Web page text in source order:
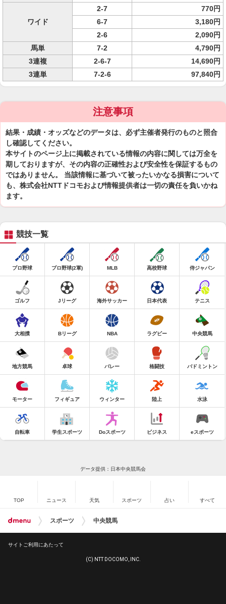
ワイド
2-7
770円
6-7
3,180円
2-6
2,090円
馬単
7-2
4,790円
3連複
2-6-7
14,690円
3連単
7-2-6 97,840円
注意事項
結果・成績・オッズなどのデータは、必ず主催者発行のものと照合
し確認してください。
本サイトのページ上に掲載されている情報の内容に関しては万全を
期しておりますが、その内容の正確性および安全性を保証するもの
ではありません。 当該情報に基づいて被ったいかなる損害について
も、株式会社NTTドコモおよび情報提供者は一切の責任を負いかね
ます。
競技一覧
プロ野球 プロ野球(2軍) MLB 高校野球 侍ジャパン
ゴルフ Jリーグ 海外サッカー 日本代表 テニス
大相撲 Bリーグ NBA ラグビー 中央競馬
地方競馬 卓球 バレー 格闘技 バドミントン
モーター フィギュア ウィンター 陸上 水泳
自転車 学生スポーツ Doスポーツ ビジネス eスポーツ
データ提供：日本中央競馬会
TOP ニュース 天気 スポーツ 占い すべて
スポーツ 中央競馬
サイトご利用にあたって
(C) NTT DOCOMO, INC.